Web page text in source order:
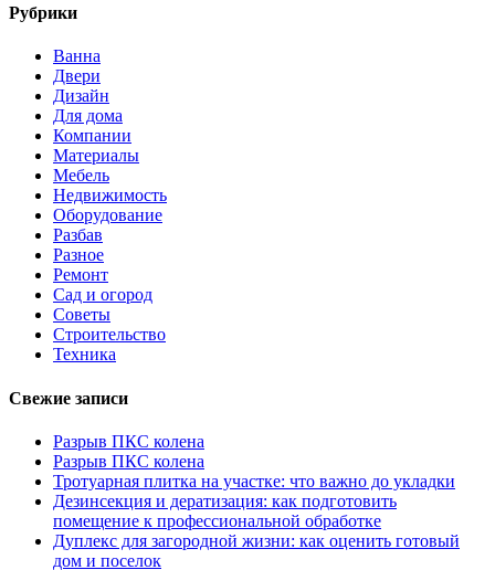
Рубрики
Ванна
Двери
Дизайн
Для дома
Компании
Материалы
Мебель
Недвижимость
Оборудование
Разбав
Разное
Ремонт
Сад и огород
Советы
Строительство
Техника
Свежие записи
Разрыв ПКС колена
Разрыв ПКС колена
Тротуарная плитка на участке: что важно до укладки
Дезинсекция и дератизация: как подготовить
помещение к профессиональной обработке
Дуплекс для загородной жизни: как оценить готовый
дом и поселок